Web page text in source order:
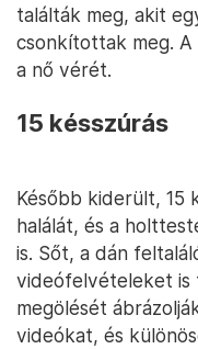
találták meg, akit
csonkítottak meg.
a nő vérét.
15 késszúrás
Később kiderült, 15
halálát, és a
is. Sőt, a dán
videófelvételeket is
megölését
videókat, és